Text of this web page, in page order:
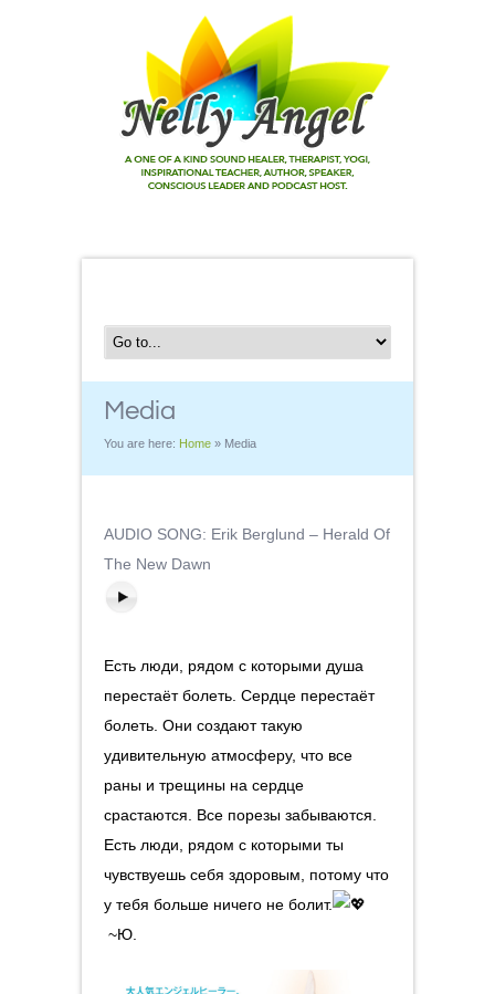
Media
You are here: Home » Media
AUDIO SONG: Erik Berglund – Herald Of
The New Dawn
Есть люди, рядом с которыми душа
перестаёт болеть. Сердце перестаёт
болеть. Они создают такую
удивительную атмосферу, что все
раны и трещины на сердце
срастаются. Все порезы забываются.
Есть люди, рядом с которыми ты
чувствуешь себя здоровым, потому что
у тебя больше ничего не болит.
~Ю.